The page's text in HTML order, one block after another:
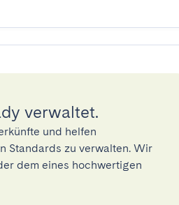
verwaltet.
und helfen
Standards zu verwalten. Wir
dem eines hochwertigen